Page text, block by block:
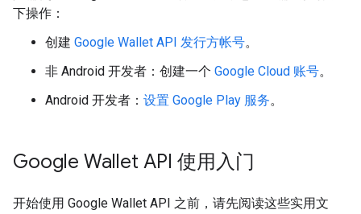
下操作：
创建 Google Wallet API 发行方帐号。
非 Android 开发者：创建一个 Google Cloud 账号。
Android 开发者： 设置 Google Play 服务。
Google Wallet API 使用入门
开始使用 Google Wallet API 之前，请先阅读这些实用文